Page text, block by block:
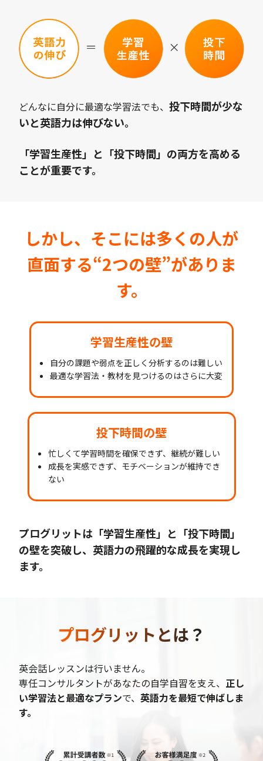
どんなに自分に最適な学習法でも、 投下時間が少な
いと英語力は伸びない。
「学習生産性」と「投下時間」の両方を高める
ことが重要です。
しかし、そこには多くの人が
直面する“2つの壁”がありま
す。
学習生産性の壁
自分の課題や弱点を正しく分析するのは難しい
最適な学習法・教材を見つけるのはさらに大変
投下時間の壁
忙しくて学習時間を確保できず、継続が難しい
成長を実感できず、モチベーションが維持でき
ない
プログリットは「学習生産性」と「投下時間」
の壁を突破し、英語力の飛躍的な成長を実現し
ます。
プログリットとは？
英会話レッスンは行いません。
専任コンサルタントがあなたの自学自習を支え、 正し
い学習法と最適なプランで、 英語力を最短で伸ばしま
す。